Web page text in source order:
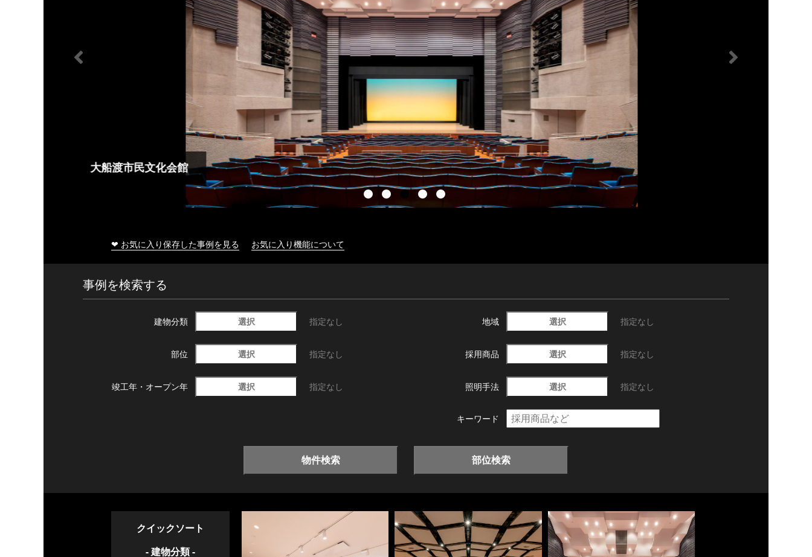
大船渡市民文化会館
❤ お気に入り保存した事例を見る お気に入り機能について
事例を検索する
建物分類 選択 指定なし 地域 選択 指定なし
部位 選択 指定なし 採用商品 選択 指定なし
竣工年・ オープン年 選択 指定なし 照明手法 選択 指定なし
キーワード
物件検索 部位検索
クイックソート
- 建物分類 -